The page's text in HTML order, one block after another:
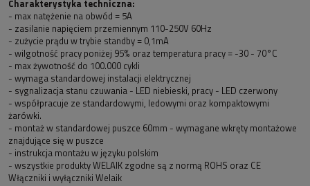
Charakterystyka techniczna:
- max natężenie na obwód = 5A
- zasilanie napięciem przemiennym 110-250V 60Hz
- zużycie prądu w trybie standby = 0,1mA
- wilgotność pracy poniżej 95% oraz temperatura pracy = -30 - 70°C
- max żywotność do 100.000 cykli
- wymaga standardowej instalacji elektrycznej
- sygnalizacja stanu czuwania - LED niebieski, pracy - LED czerwony
- współpracuje ze standardowymi, ledowymi oraz kompaktowymi
żarówki.
- montaż w standardowej puszce 60mm - wymagane wkręty montażowe
znajdujące się w puszce
- instrukcja montażu w języku polskim
- wszystkie produkty WELAIK zgodne są z normą ROHS oraz CE
Włączniki i wyłączniki Welaik